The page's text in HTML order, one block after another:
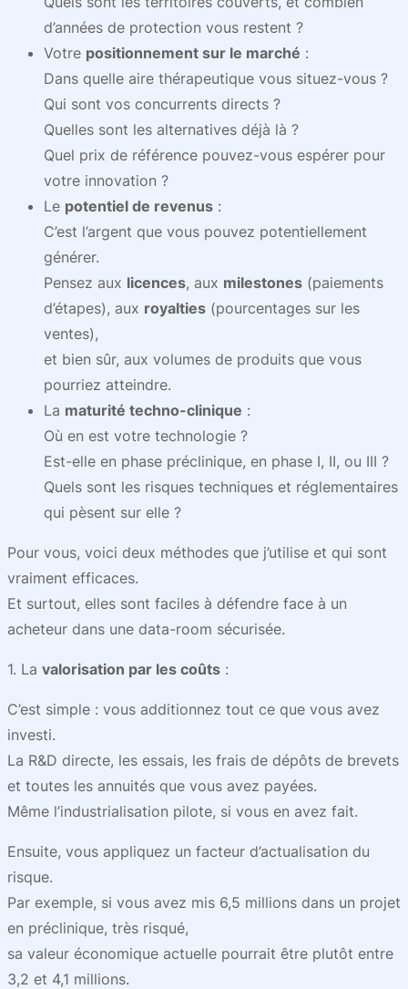
d’années de protection vous restent ?
Votre positionnement sur le marché :
Dans quelle aire thérapeutique vous situez-vous ?
Qui sont vos concurrents directs ?
Quelles sont les alternatives déjà là ?
Quel prix de référence pouvez-vous espérer pour
votre innovation ?
Le potentiel de revenus :
C’est l’argent que vous pouvez potentiellement
générer.
Pensez aux licences, aux milestones (paiements
d’étapes), aux royalties (pourcentages sur les
ventes),
et bien sûr, aux volumes de produits que vous
pourriez atteindre.
La maturité techno-clinique :
Où en est votre technologie ?
Est-elle en phase préclinique, en phase I, II, ou III ?
Quels sont les risques techniques et réglementaires
qui pèsent sur elle ?
Pour vous, voici deux méthodes que j’utilise et qui sont
vraiment efficaces.
Et surtout, elles sont faciles à défendre face à un
acheteur dans une data-room sécurisée.
1. La valorisation par les coûts :
C’est simple : vous additionnez tout ce que vous avez
investi.
La R&D directe, les essais, les frais de dépôts de brevets
et toutes les annuités que vous avez payées.
Même l’industrialisation pilote, si vous en avez fait.
Ensuite, vous appliquez un facteur d’actualisation du
risque.
Par exemple, si vous avez mis 6,5 millions dans un projet
en préclinique, très risqué,
sa valeur économique actuelle pourrait être plutôt entre
3,2 et 4,1 millions.